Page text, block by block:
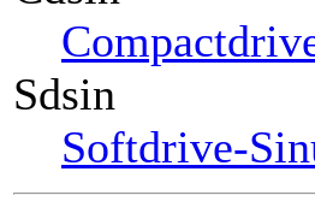
Sdsin
Softdrive-